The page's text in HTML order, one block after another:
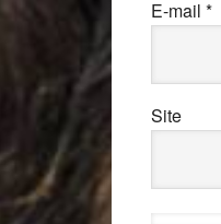
E-mail *
Site